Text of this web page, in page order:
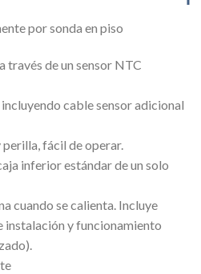
por sonda en piso
través de un sensor NTC
cable sensor adicional
fácil de operar.
inferior estándar de un solo
cuando se calienta. Incluye
instalación y funcionamiento